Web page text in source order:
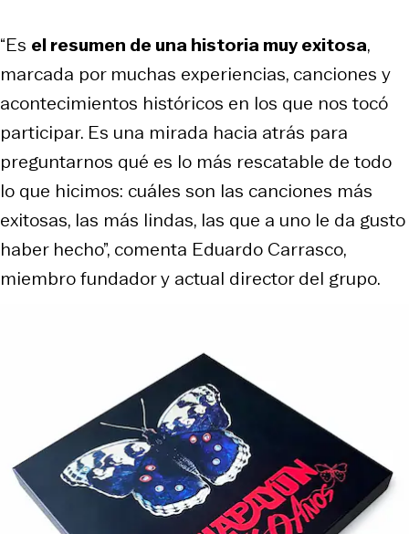
“Es el resumen de una historia muy exitosa,
marcada por muchas experiencias, canciones y
acontecimientos históricos en los que nos tocó
participar. Es una mirada hacia atrás para
preguntarnos qué es lo más rescatable de todo
lo que hicimos: cuáles son las canciones más
exitosas, las más lindas, las que a uno le da gusto
haber hecho”, comenta Eduardo Carrasco,
miembro fundador y actual director del grupo.